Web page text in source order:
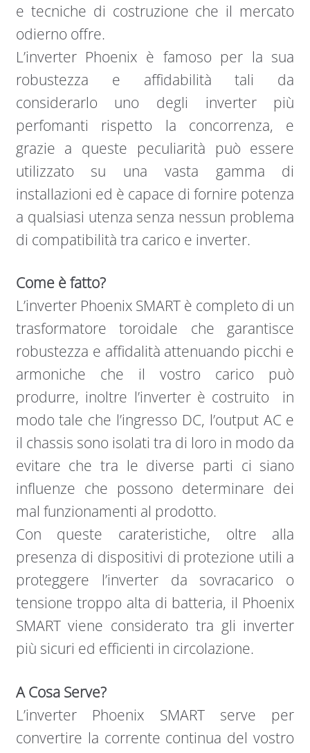
e tecniche di costruzione che il mercato
odierno offre.
L’inverter Phoenix è famoso per la sua
robustezza e affidabilità tali da
considerarlo uno degli inverter più
perfomanti rispetto la concorrenza, e
grazie a queste peculiarità può essere
utilizzato su una vasta gamma di
installazioni ed è capace di fornire potenza
a qualsiasi utenza senza nessun problema
di compatibilità tra carico e inverter.
Come è fatto?
L’inverter Phoenix SMART è completo di un
trasformatore toroidale che garantisce
robustezza e affidalità attenuando picchi e
armoniche che il vostro carico può
produrre, inoltre l’inverter è costruito in
modo tale che l’ingresso DC, l’output AC e
il chassis sono isolati tra di loro in modo da
evitare che tra le diverse parti ci siano
influenze che possono determinare dei
mal funzionamenti al prodotto.
Con queste carateristiche, oltre alla
presenza di dispositivi di protezione utili a
proteggere l’inverter da sovracarico o
tensione troppo alta di batteria, il Phoenix
SMART viene considerato tra gli inverter
più sicuri ed efficienti in circolazione.
A Cosa Serve?
L’inverter Phoenix SMART serve per
convertire la corrente continua del vostro